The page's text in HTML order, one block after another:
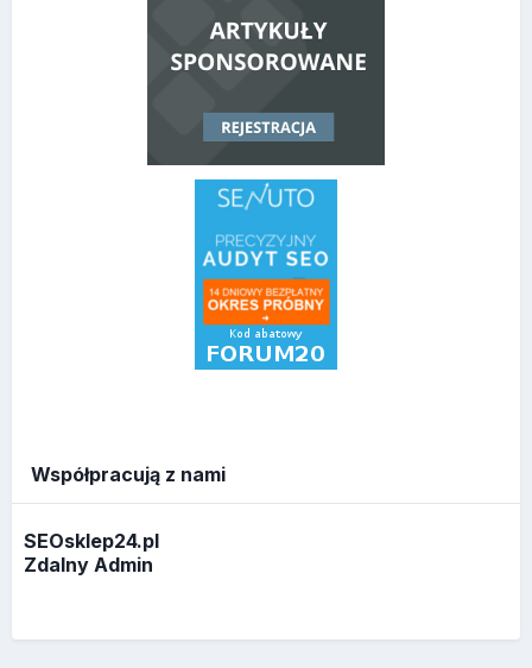
Współpracują z nami
SEOsklep24.pl
Zdalny Admin